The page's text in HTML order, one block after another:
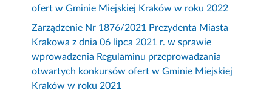
ofert w Gminie Miejskiej Kraków w roku 2022
Zarządzenie Nr 1876/2021 Prezydenta Miasta
Krakowa z dnia 06 lipca 2021 r. w sprawie
wprowadzenia Regulaminu przeprowadzania
otwartych konkursów ofert w Gminie Miejskiej
Kraków w roku 2021